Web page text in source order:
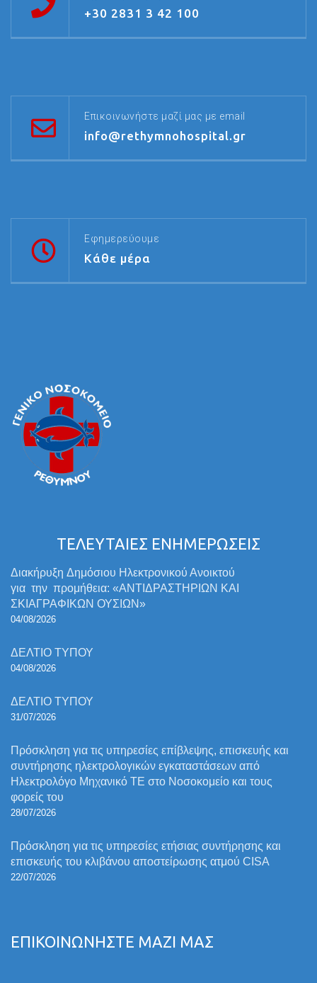
+30 2831 3 42 100
Επικοινωνήστε μαζί μας με email
info@rethymnohospital.gr
Εφημερεύουμε
Κάθε μέρα
ΤΕΛΕΥΤΑΙΕΣ ΕΝΗΜΕΡΩΣΕΙΣ
Διακήρυξη Δημόσιου Ηλεκτρονικού Ανοικτού
για την προμήθεια: «ΑΝΤΙΔΡΑΣΤΗΡΙΩΝ ΚΑΙ
ΣΚΙΑΓΡΑΦΙΚΩΝ ΟΥΣΙΩΝ»
04/08/2026
ΔΕΛΤΙΟ ΤΥΠΟΥ
04/08/2026
ΔΕΛΤΙΟ ΤΥΠΟΥ
31/07/2026
Πρόσκληση για τις υπηρεσίες επίβλεψης, επισκευής και
συντήρησης ηλεκτρολογικών εγκαταστάσεων από
Ηλεκτρολόγο Μηχανικό ΤΕ στο Νοσοκομείο και τους
φορείς του
28/07/2026
Πρόσκληση για τις υπηρεσίες ετήσιας συντήρησης και
επισκευής του κλιβάνου αποστείρωσης ατμού CISA
22/07/2026
ΕΠΙΚΟΙΝΩΝΗΣΤΕ ΜΑΖΙ ΜΑΣ